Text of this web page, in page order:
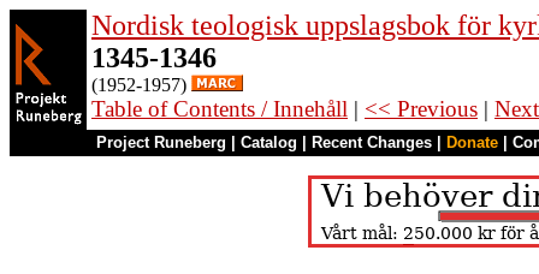
Nordisk teologisk uppslagsbok för
1345-1346
(1952-1957)
Table of Contents / Innehåll | << Previous |
Project Runeberg Catalog Recent Changes Donate